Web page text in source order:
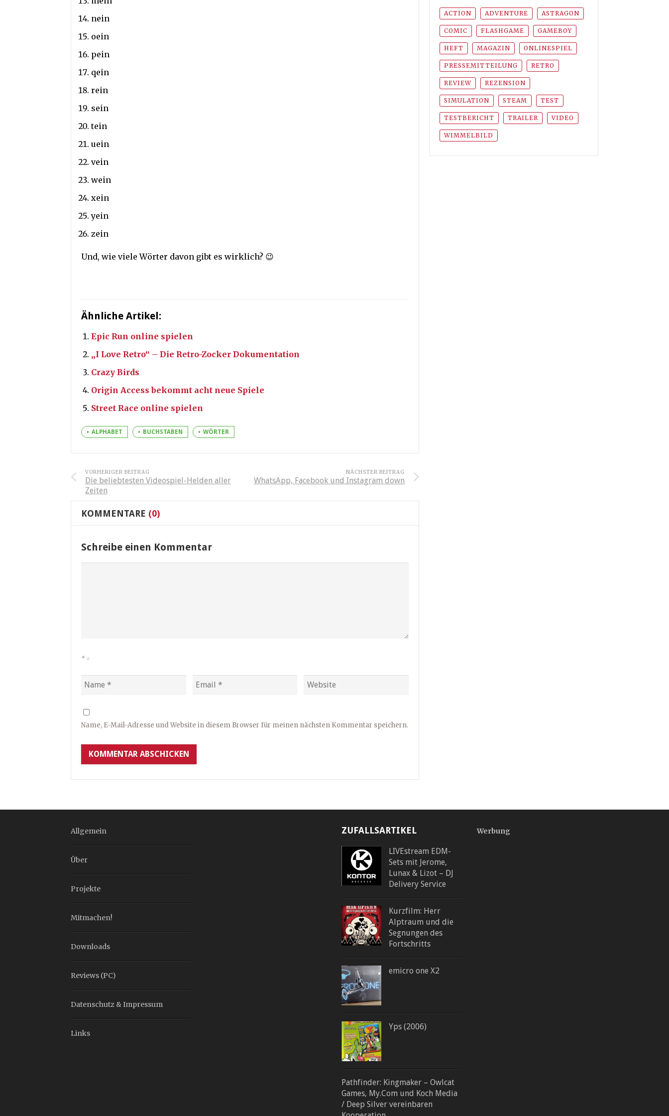
nein
oein
pein
qein
rein
sein
tein
uein
vein
wein
xein
yein
zein
Und, wie viele Wörter davon gibt es wirklich? 😉
Ähnliche Artikel:
Epic Run online spielen
„I Love Retro“ – Die Retro-Zocker Dokumentation
Crazy Birds
Origin Access bekommt acht neue Spiele
Street Race online spielen
ALPHABET BUCHSTABEN WÖRTER
VORHERIGER BEITRAG
Die beliebtesten Videospiel-Helden aller
Zeiten
NÄCHSTER BEITRAG
WhatsApp, Facebook und Instagram down
KOMMENTARE (0)
Schreibe einen Kommentar
* =
Name, E-Mail-Adresse und Website in diesem Browser für meinen nächsten Kommentar speichern.
ACTION ADVENTURE ASTRAGON
COMIC FLASHGAME GAMEBOY
HEFT MAGAZIN ONLINESPIEL
PRESSEMITTEILUNG RETRO
REVIEW REZENSION
SIMULATION STEAM TEST
TESTBERICHT TRAILER VIDEO
WIMMELBILD
Allgemein
Über
Projekte
Mitmachen!
Downloads
Reviews (PC)
Datenschutz & Impressum
Links
ZUFALLSARTIKEL
LIVEstream EDM-
Sets mit Jerome,
Lunax & Lizot – DJ
Delivery Service
Kurzfilm: Herr
Alptraum und die
Segnungen des
Fortschritts
emicro one X2
Yps (2006)
Pathfinder: Kingmaker – Owlcat
Games, My.Com und Koch Media
/ Deep Silver vereinbaren
Werbung